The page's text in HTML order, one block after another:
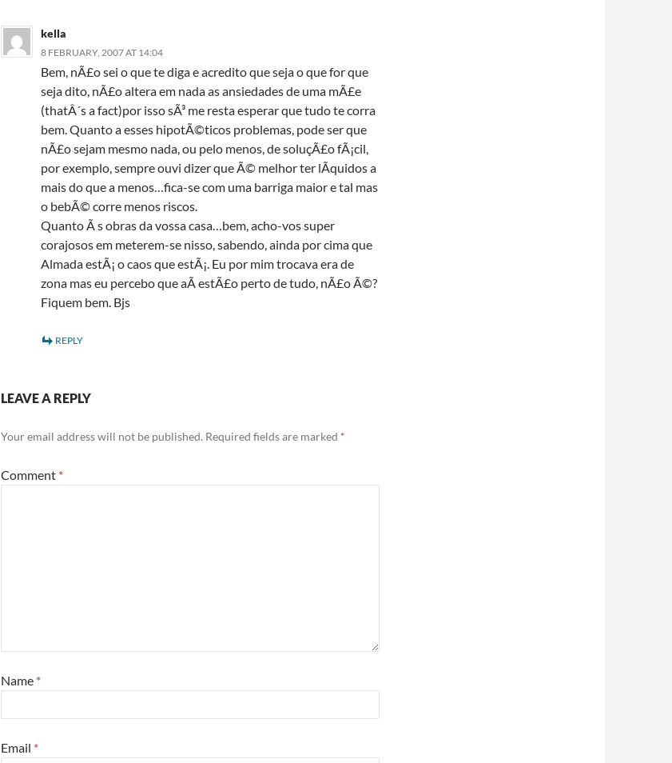
kella
8 FEBRUARY, 2007 AT 14:04
Bem, nÃ£o sei o que te diga e acredito que seja o que for que
seja dito, nÃ£o altera em nada as ansiedades de uma mÃ£e
(thatÂ´s a fact)por isso sÃ³ me resta esperar que tudo te corra
bem. Quanto a esses hipotÃ©ticos problemas, pode ser que
nÃ£o sejam mesmo nada, ou pelo menos, de soluçÃ£o fÃ¡cil,
por exemplo, sempre ouvi dizer que Ã© melhor ter lÃ­quidos a
mais do que a menos…fica-se com uma barriga maior e tal mas
o bebÃ© corre menos riscos.
Quanto Ã s obras da vossa casa…bem, acho-vos super
corajosos em meterem-se nisso, sabendo, ainda por cima que
Almada estÃ¡ o caos que estÃ¡. Eu por mim trocava era de
zona mas eu percebo que aÃ­ estÃ£o perto de tudo, nÃ£o Ã©?
Fiquem bem. Bjs
REPLY
LEAVE A REPLY
Your email address will not be published. Required fields are marked *
Comment *
Name *
Email *